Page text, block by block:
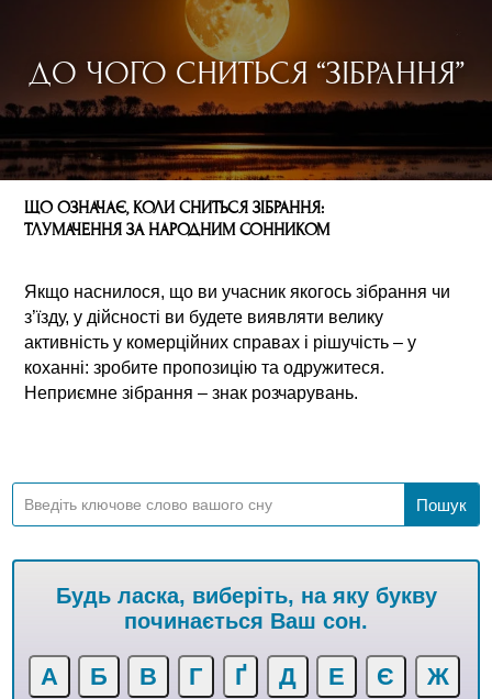
ДО ЧОГО СНИТЬСЯ “ЗІБРАННЯ”
ЩО ОЗНАЧАЄ, КОЛИ СНИТЬСЯ ЗІБРАННЯ:
ТЛУМАЧЕННЯ ЗА НАРОДНИМ СОННИКОМ
Якщо наснилося, що ви учасник якогось зібрання чи
з’їзду, у дійсності ви будете виявляти велику
активність у комерційних справах і рішучість – у
коханні: зробите пропозицію та одружитеся.
Неприємне зібрання – знак розчарувань.
Будь ласка, виберіть, на яку букву
починається Ваш сон.
А Б В Г Ґ Д Е Є Ж